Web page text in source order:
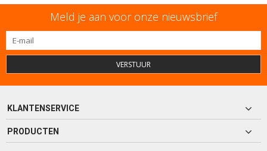
Meld je aan voor onze nieuwsbrief
VERSTUUR
KLANTENSERVICE
PRODUCTEN